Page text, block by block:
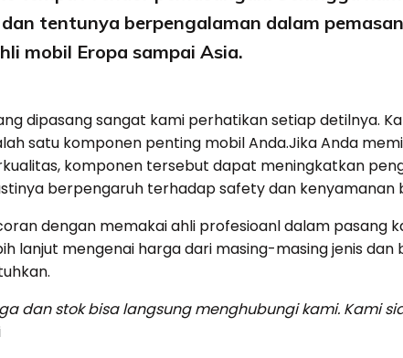
tentunya berpengalaman dalam
mobil Eropa sampai Asia.
dipasang sangat kami perhatikan setiap detilnya.
satu komponen penting mobil Anda.Jika Anda
komponen tersebut dapat meningkatkan
berpengaruh terhadap safety dan kenyamanan
dengan memakai ahli profesioanl dalam pasang
lanjut mengenai harga dari masing-masing jenis dan
dan stok bisa langsung menghubungi kami. Kami